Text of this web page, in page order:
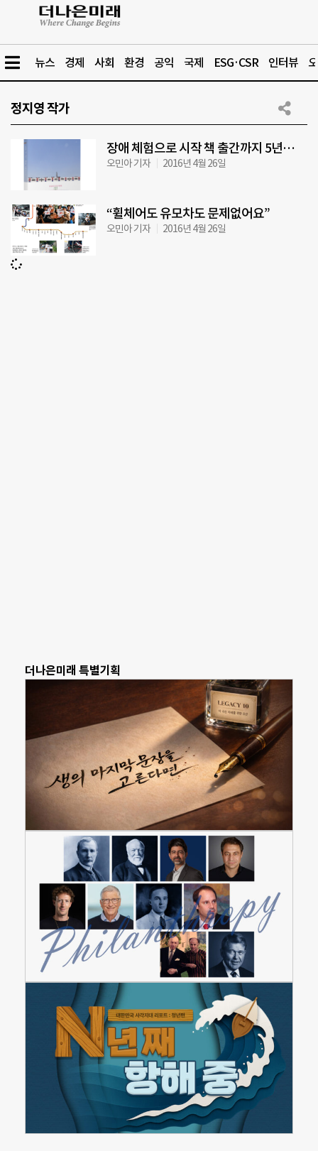
뉴스 경제 사회 환경 공익 국제 ESG·CSR 인터뷰
정지영 작가
장애 체험으로 시작 책 출간까지 5년…
오민아 기자 2016년 4월 26일
“휠체어도 유모차도 문제없어요”
오민아 기자 2016년 4월 26일
더나은미래 특별기획